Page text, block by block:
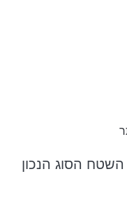
הסוג הנכון